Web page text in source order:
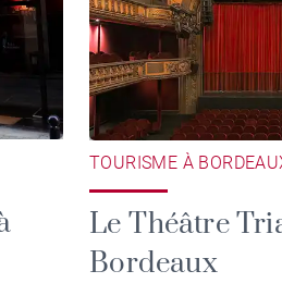
TOURISME À
Le Théâtre
Bordeaux